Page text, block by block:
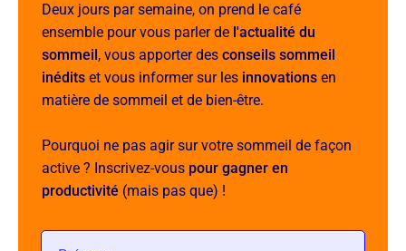
Deux jours par semaine, on prend le café
ensemble pour vous parler de l'actualité du
sommeil, vous apporter des conseils sommeil
inédits et vous informer sur les innovations en
matière de sommeil et de bien-être.
Pourquoi ne pas agir sur votre sommeil de façon
active ? Inscrivez-vous pour gagner en
productivité (mais pas que) !